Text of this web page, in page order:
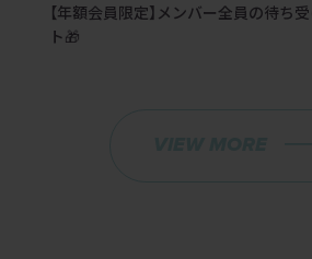
【年額会員限定】メンバー全員の待ち
ト🎁